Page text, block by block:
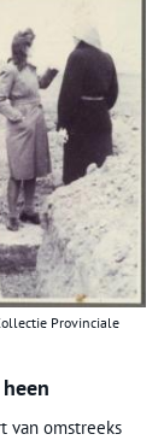
Provinciale
van omstreeks